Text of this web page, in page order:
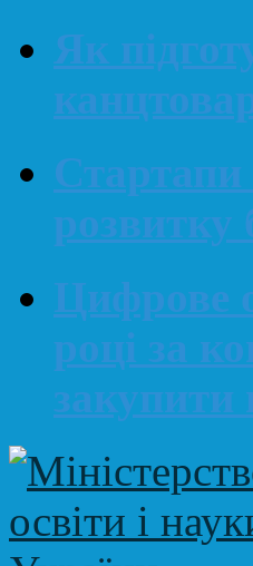
Як
Стартапи
розвитку
Цифрове
році за
закупити